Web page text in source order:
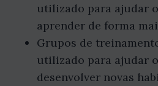
utilizado para ajudar
aprender de forma
Grupos de
utilizado para ajudar
desenvolver novas